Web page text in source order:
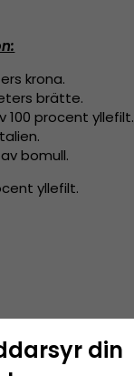
krona.
brätte.
100 procent yllefilt.
bomull.
yllefilt.
din